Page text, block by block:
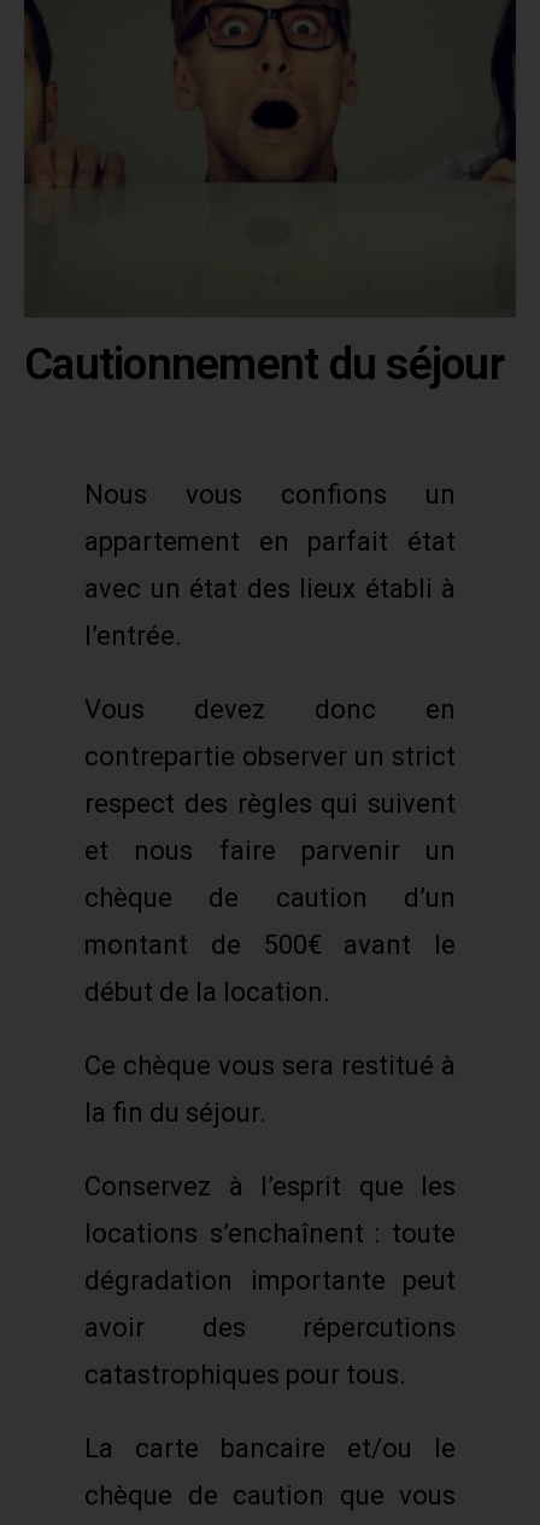
Cautionnement du séjour
Nous vous confions un
appartement en parfait état
avec un état des lieux établi à
l’entrée.
Vous devez donc en
contrepartie observer un strict
respect des règles qui suivent
et nous faire parvenir un
chèque de caution d’un
montant de 500€ avant le
début de la location.
Ce chèque vous sera restitué à
la fin du séjour.
Conservez à l’esprit que les
locations s’enchaînent : toute
dégradation importante peut
avoir des répercutions
catastrophiques pour tous.
La carte bancaire et/ou le
chèque de caution que vous